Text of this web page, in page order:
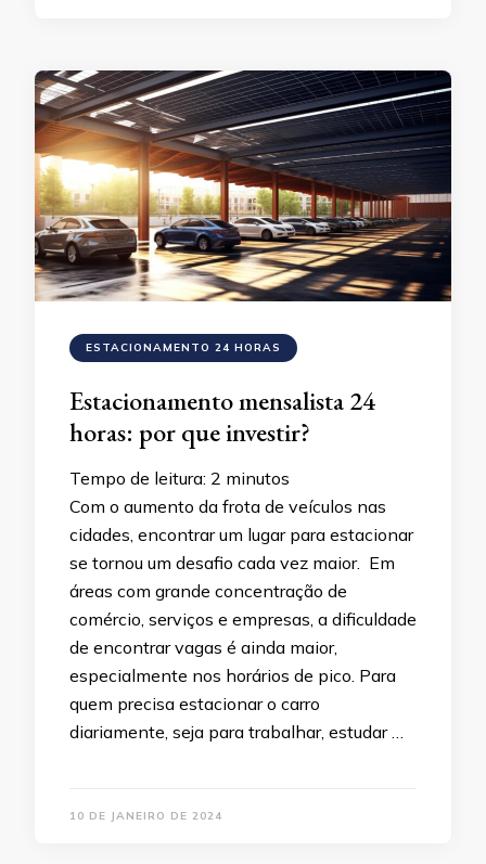
ESTACIONAMENTO 24 HORAS
Estacionamento mensalista 24
horas: por que investir?
Tempo de leitura: 2 minutos
Com o aumento da frota de veículos nas
cidades, encontrar um lugar para estacionar
se tornou um desafio cada vez maior. Em
áreas com grande concentração de
comércio, serviços e empresas, a dificuldade
de encontrar vagas é ainda maior,
especialmente nos horários de pico. Para
quem precisa estacionar o carro
diariamente, seja para trabalhar, estudar …
10 DE JANEIRO DE 2024